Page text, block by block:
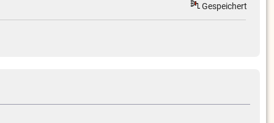
Gespeichert